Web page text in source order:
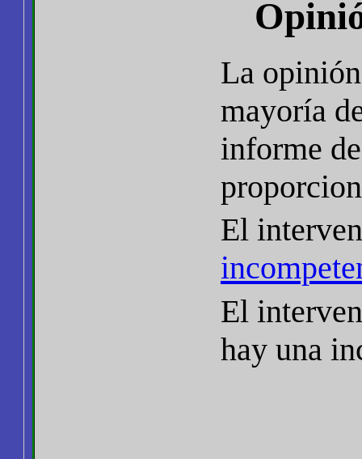
La
mayoría
informe
El
El
hay una